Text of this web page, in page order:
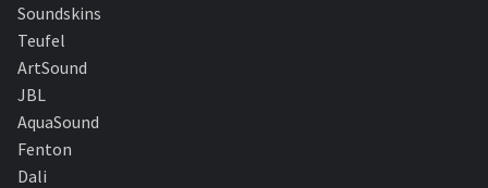
Dali
Ultimea
Carlinkit
Alle merken →
Soundskins
Teufel
ArtSound
JBL
AquaSound
Fenton
Dali